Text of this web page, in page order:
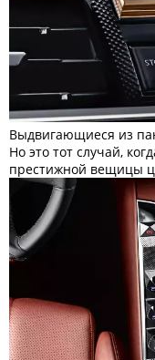
Выдвигающиеся из
Но это тот случай,
престижной вещицы